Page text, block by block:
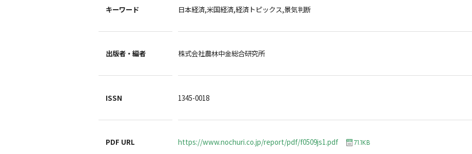
キーワード 日本経済,米国経済,経済トピックス,景気判断
出版者・編者 株式会社農林中金総合研究所
ISSN 1345-0018
PDF URL https://www.nochuri.co.jp/report/pdf/f0509js1.pdf 71.1KB